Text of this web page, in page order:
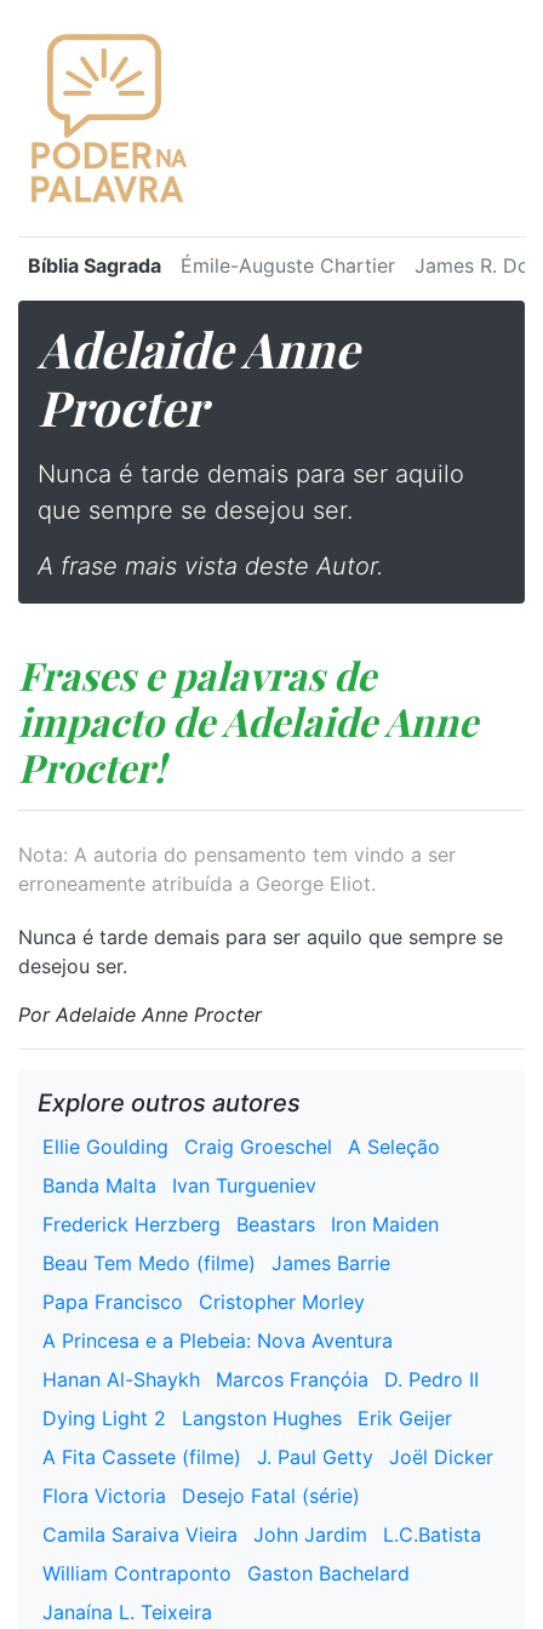
Bíblia Sagrada Émile-Auguste Chartier James R.
Adelaide Anne
Procter
Nunca é tarde demais para ser aquilo
que sempre se desejou ser.
A frase mais vista deste Autor.
Frases e palavras de
impacto de Adelaide Anne
Procter!
Nota: A autoria do pensamento tem vindo a ser
erroneamente atribuída a George Eliot.
Nunca é tarde demais para ser aquilo que sempre se
desejou ser.
Por Adelaide Anne Procter
Explore outros autores
Ellie Goulding Craig Groeschel
A Seleção
Banda Malta
Ivan Turgueniev
Frederick Herzberg
Beastars
Iron Maiden
Beau Tem Medo (filme)
James Barrie
Papa Francisco
Cristopher Morley
A Princesa e a Plebeia: Nova Aventura
Hanan Al-Shaykh
Marcos Françóia
D. Pedro II
Dying Light 2
Langston Hughes
Erik Geijer
A Fita Cassete (filme)
J. Paul Getty
Joël Dicker
Flora Victoria
Desejo Fatal (série)
Camila Saraiva Vieira
John Jardim
L.C.Batista
William Contraponto
Gaston Bachelard
Janaína L. Teixeira